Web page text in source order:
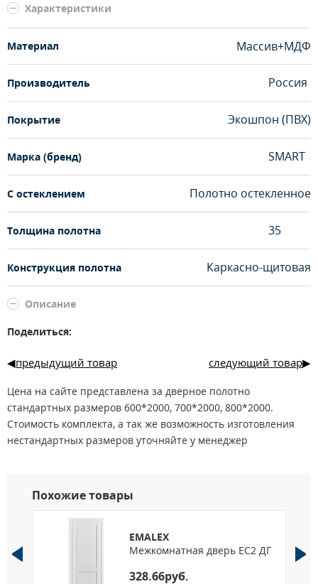
Характеристики
Материал Массив+МДФ
Производитель Россия
Покрытие Экошпон (ПВХ)
Марка (бренд) SMART
С остеклением Полотно остекленное
Толщина полотна 35
Конструкция полотна Каркасно-щитовая
Описание
Поделиться:
предыдущий товар следующий товар
Цена на сайте представлена за дверное полотно
стандартных размеров 600*2000, 700*2000, 800*2000.
Стоимость комплекта, а так же возможность изготовления
нестандартных размеров уточняйте у менеджер
Похожие товары
EMALEX
Межкомнатная дверь EC2 ДГ
328.66руб.